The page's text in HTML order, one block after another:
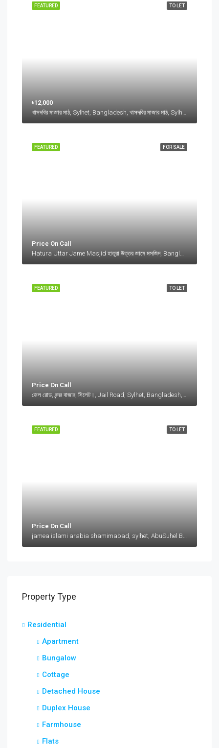
TO LET
FEATURED
৳12,000
FOR SALE
FEATURED
Price On Call
Hatura Uttar Jame Masjid হাতুরা উত্তর জামে মসজিদ, Bangladesh, Hatura Uttar Jame Masjid হাতুরা উত্তর জামে মসজিদ, Bangladesh, Sylhet Division
TO LET
FEATURED
Price On Call
TO LET
FEATURED
Price On Call
jamea islami arabia shamimabad, sylhet, AbuSuhel Begh Road, Sylhet, Bangladesh, jamea islami arabia shamimabad, sylhet, AbuSuhel Begh Road, Sylhet, Bangladesh, Sylhet, Sylhet Division
Property Type
Residential
Apartment
Bungalow
Cottage
Detached House
Duplex House
Farmhouse
Flats